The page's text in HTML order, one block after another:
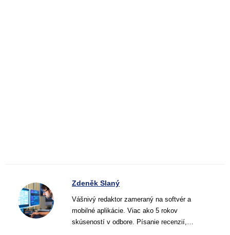
Zdeněk Slaný
Vášnivý redaktor zameraný na softvér a
mobilné aplikácie. Viac ako 5 rokov
skúseností v odbore. Písanie recenzií,